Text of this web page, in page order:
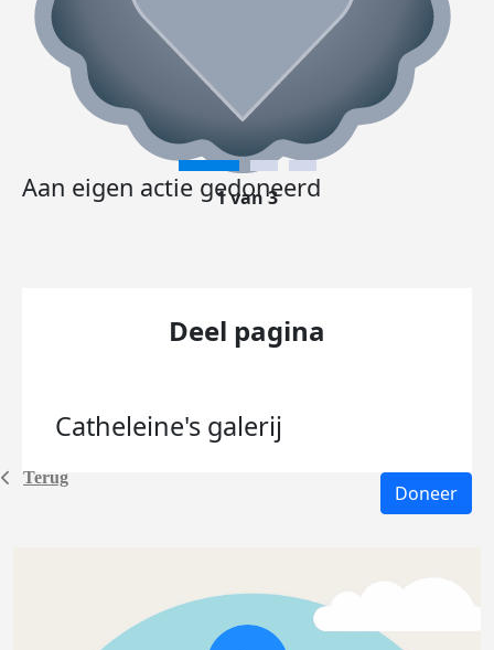
Terug
Aan eigen actie gedoneerd
1 van 3
Deel pagina
Catheleine's galerij
Doneer